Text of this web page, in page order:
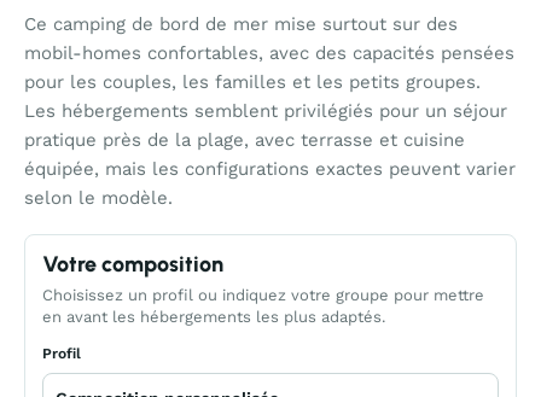
Ce camping de bord de mer mise surtout sur des
mobil-homes confortables, avec des capacités pensées
pour les couples, les familles et les petits groupes.
Les hébergements semblent privilégiés pour un séjour
pratique près de la plage, avec terrasse et cuisine
équipée, mais les configurations exactes peuvent varier
selon le modèle.
Votre composition
Choisissez un profil ou indiquez votre groupe pour mettre
en avant les hébergements les plus adaptés.
Profil